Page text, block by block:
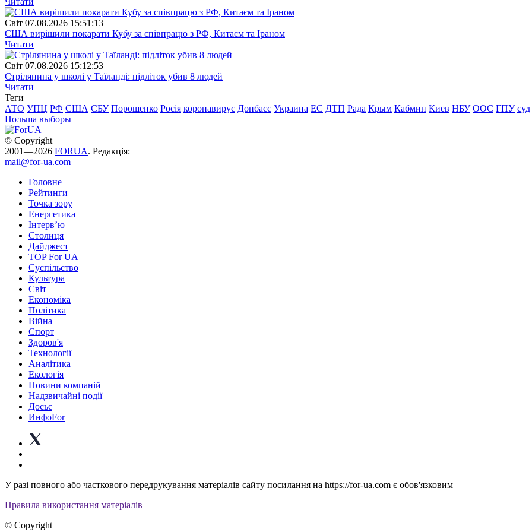
Свiт 07.08.2026 15:51:13
США вирішили покарати Кубу за співпрацю з РФ, Китаєм та Іраном
Читати
Свiт 07.08.2026 15:12:53
Стрілянина у школі у Таїланді: підліток убив 8 людей
Читати
Теги
АТО УПЦ РФ США СБУ Порошенко Росія коронавирус Донбасс Украина ЕС ДТП Рада Крым Кабмин Киев НБУ ООС ГПУ суд
Польша выборы
© Copyright
2001—2026 FORUA. Редакція:
mail@for-ua.com
Головне
Рейтинги
Точка зору
Енергетика
Інтерв’ю
Столиця
Дайджест
TOP For UA
Суспiльство
Культура
Світ
Економіка
Політика
Війна
Спорт
Здоров'я
Технології
Аналітика
Екологія
Новини компаній
Надзвичайні події
Досьє
ИнфоFor
У разі повного або часткового передрукування матеріалів сайту посилання на https://for-ua.com є обов'язковим
Правила використання матеріалів
© Copyright